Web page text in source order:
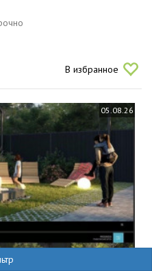
В избранное
05.08.26